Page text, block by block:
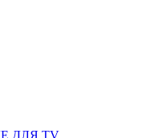
ДЛЯ TV